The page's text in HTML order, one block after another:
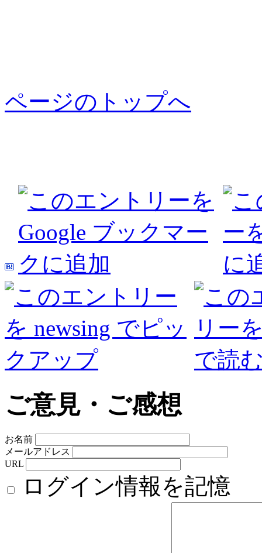
ページのトップへ
ご意見・ご感想
お名前
メールアドレス
URL
ログイン情報を記憶